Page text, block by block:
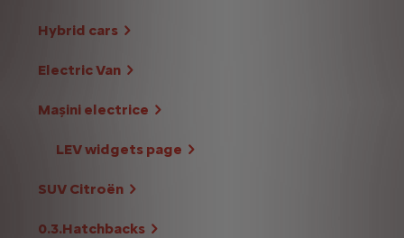
Hybrid cars
Electric Van
Mașini electrice
LEV widgets page
SUV Citroën
0.3.Hatchbacks